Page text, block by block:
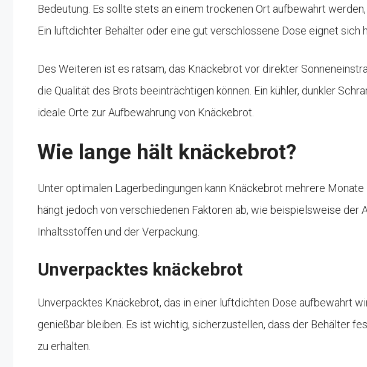
Bedeutung. Es sollte stets an einem trockenen Ort aufbewahrt
Ein luftdichter Behälter oder eine gut verschlossene Dose eignet sich
Des Weiteren ist es ratsam, das Knäckebrot vor direkter
die Qualität des Brots beeinträchtigen können. Ein kühler, dunkler
ideale Orte zur Aufbewahrung von Knäckebrot.
Wie lange hält knäckebrot?
Unter optimalen Lagerbedingungen kann Knäckebrot mehrere
hängt jedoch von verschiedenen Faktoren ab, wie beispielsweise der
Inhaltsstoffen und der Verpackung.
Unverpacktes knäckebrot
Unverpacktes Knäckebrot, das in einer luftdichten Dose aufbewahrt
genießbar bleiben. Es ist wichtig, sicherzustellen, dass der Behälter
zu erhalten.